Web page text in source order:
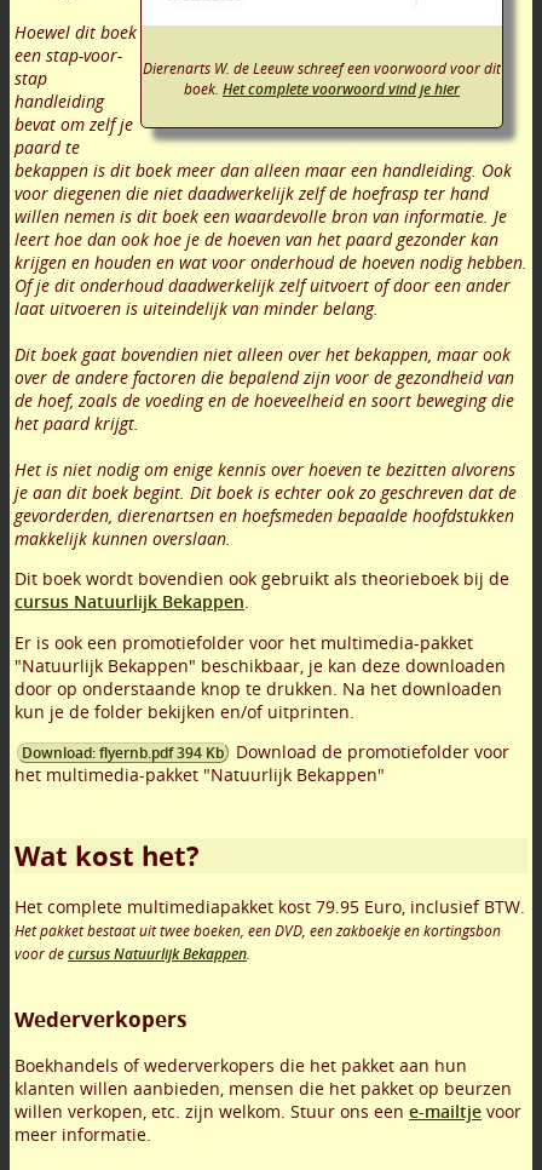
Dierenarts W. de Leeuw schreef een voorwoord voor dit
boek. Het complete voorwoord vind je hier
Hoewel dit boek
een stap-voor-
stap
handleiding
bevat om zelf je
paard te
bekappen is dit boek meer dan alleen maar een handleiding. Ook
voor diegenen die niet daadwerkelijk zelf de hoefrasp ter hand
willen nemen is dit boek een waardevolle bron van informatie. Je
leert hoe dan ook hoe je de hoeven van het paard gezonder kan
krijgen en houden en wat voor onderhoud de hoeven nodig hebben.
Of je dit onderhoud daadwerkelijk zelf uitvoert of door een ander
laat uitvoeren is uiteindelijk van minder belang.
Dit boek gaat bovendien niet alleen over het bekappen, maar ook
over de andere factoren die bepalend zijn voor de gezondheid van
de hoef, zoals de voeding en de hoeveelheid en soort beweging die
het paard krijgt.
Het is niet nodig om enige kennis over hoeven te bezitten alvorens
je aan dit boek begint. Dit boek is echter ook zo geschreven dat de
gevorderden, dierenartsen en hoefsmeden bepaalde hoofdstukken
makkelijk kunnen overslaan.
Dit boek wordt bovendien ook gebruikt als theorieboek bij de
cursus Natuurlijk Bekappen.
Er is ook een promotiefolder voor het multimedia-pakket
"Natuurlijk Bekappen" beschikbaar, je kan deze downloaden
door op onderstaande knop te drukken. Na het downloaden
kun je de folder bekijken en/of uitprinten.
Download: flyernb.pdf 394 Kb
Download de promotiefolder voor
het multimedia-pakket "Natuurlijk Bekappen"
Wat kost het?
Het complete multimediapakket kost 79.95 Euro, inclusief BTW.
Het pakket bestaat uit twee boeken, een DVD, een zakboekje en kortingsbon
voor decursus Natuurlijk Bekappen.
Wederverkopers
Boekhandels of wederverkopers die het pakket aan hun
klanten willen aanbieden, mensen die het pakket op beurzen
willen verkopen, etc. zijn welkom. Stuur ons een e-mailtje voor
meer informatie.